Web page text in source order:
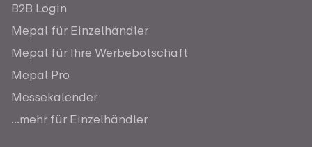
B2B Login
Mepal für Einzelhändler
Mepal für Ihre Werbebotschaft
Mepal Pro
Messekalender
...mehr für Einzelhändler